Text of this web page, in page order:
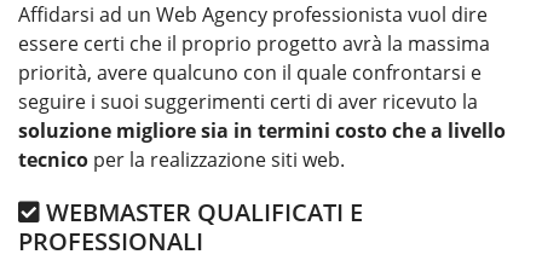
Affidarsi ad un Web Agency professionista vuol dire
essere certi che il proprio progetto avrà la massima
priorità, avere qualcuno con il quale confrontarsi e
seguire i suoi suggerimenti certi di aver ricevuto la
soluzione migliore sia in termini costo che a livello
tecnico per la realizzazione siti web.
WEBMASTER QUALIFICATI E
PROFESSIONALI